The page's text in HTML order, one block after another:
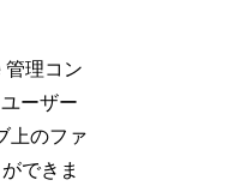
管理コン
ーザー
上のファ
できま